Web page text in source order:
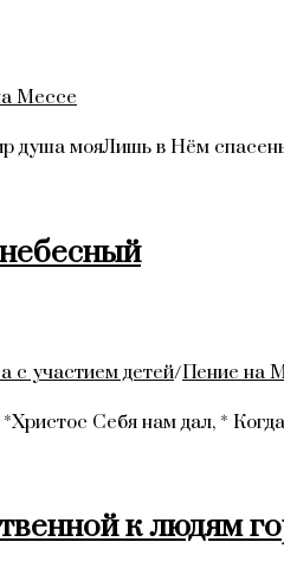
Мессе
душа мояЛишь в Нём
с участием детей/Пение на
Себя нам дал, *
к людям